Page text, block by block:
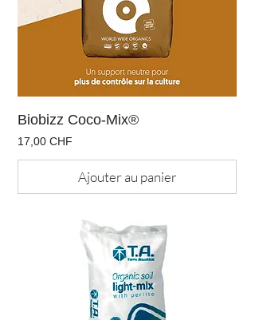
Biobizz Coco-Mix®
Prix
17,00 CHF
Ajouter au panier